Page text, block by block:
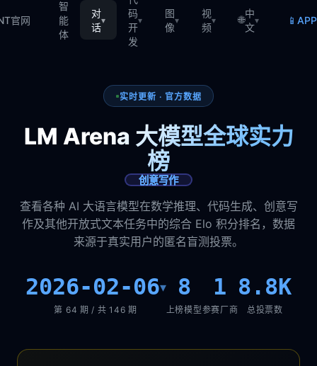
官网
智
能
体
对
话
▾
码
开
发
▾
图
像
▾
视
频
▾ 🌐
中
文
▾ 📱
实时更新 · 官方数据
LM Arena 大模型全球实力
榜
创意写作
查看各种 AI 大语言模型在数学推理、代码生成、创意写
作及其他开放式文本任务中的综合 Elo 积分排名，数据
来源于真实用户的匿名盲测投票。
2026-02-06▾
第 64 期 / 共 146 期
8
上榜模型
1
参赛厂商
8.8K
总投票数